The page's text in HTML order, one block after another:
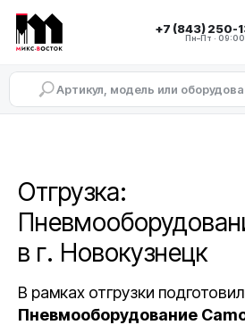
+7 (843) 250-
Пн–Пт ·
Отгрузка:
в г. Новокузнецк
В рамках отгрузки
Пневмооборудование